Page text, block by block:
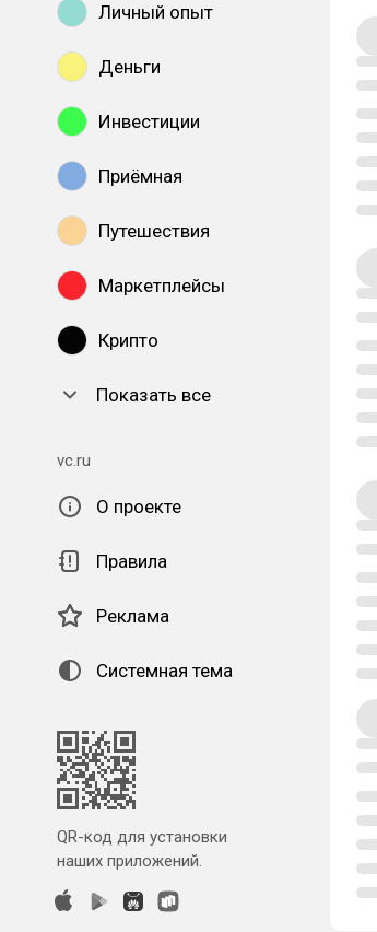
Личный опыт
Деньги
Инвестиции
Приёмная
Путешествия
Маркетплейсы
Крипто
Показать все
vc.ru
О проекте
Правила
Реклама
Системная тема
QR-код для установки
наших приложений.